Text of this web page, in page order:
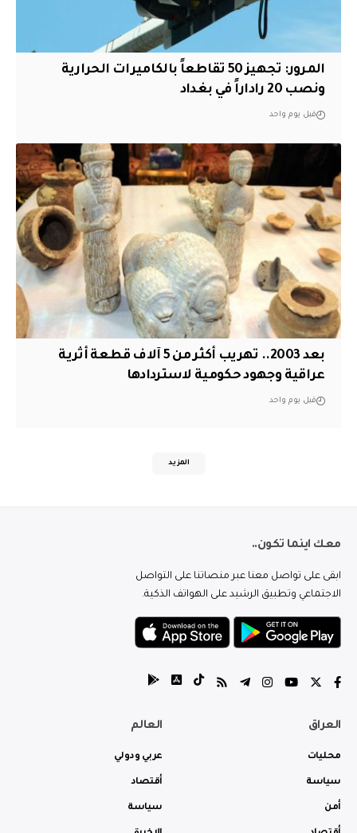
المرور: تجهيز 50 تقاطعاً بالكاميرات الحرارية
ونصب 20 راداراً في بغداد
قبل يوم واحد
بعد 2003.. تهريب أكثر من 5 آلاف قطعة أثرية
عراقية وجهود حكومية لاستردادها
قبل يوم واحد
المزيد
معك اينما تكون..
ابقى على تواصل معنا عبر منصاتنا على التواصل
الاجتماعي وتطبيق الرشيد على الهواتف الذكية.
العراق
محليات
سياسة
أمن
العالم
عربي ودولي
أقتصاد
سياسة